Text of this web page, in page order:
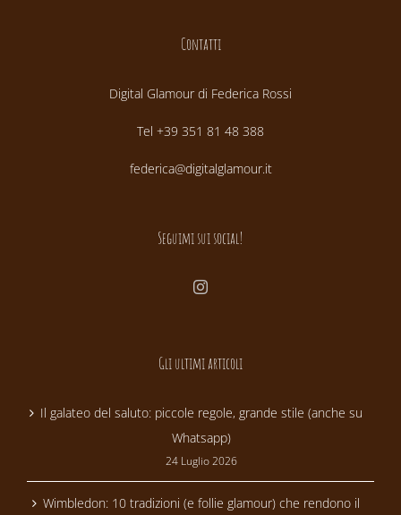
Contatti
Digital Glamour di Federica Rossi
Tel +39 351 81 48 388
federica@digitalglamour.it
Seguimi sui social!
Gli ultimi articoli
Il galateo del saluto: piccole regole, grande stile (anche su
Whatsapp)
24 Luglio 2026
Wimbledon: 10 tradizioni (e follie glamour) che rendono il